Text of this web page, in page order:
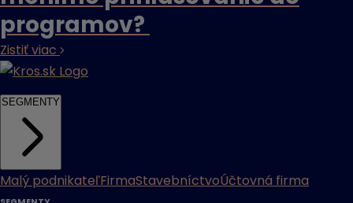
programov?
Zistiť viac
SEGMENTY
Malý podnikateľFirmaStavebníctvoÚčtovná firma